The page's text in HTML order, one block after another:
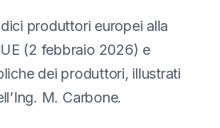
produttori europei alla
(2 febbraio 2026) e
dei produttori, illustrati
M. Carbone.